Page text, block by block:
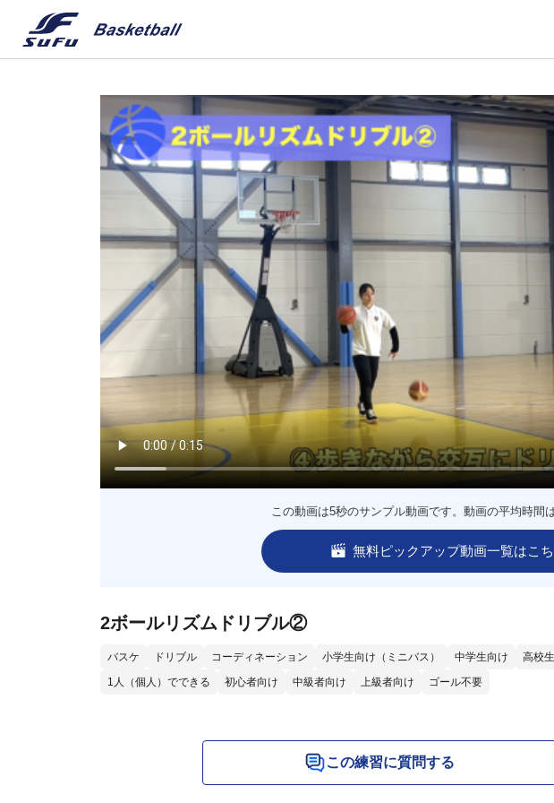
この動画は5秒のサンプル動画です。動画の平均時間
無料ピックアップ動画一覧はこ
2ボールリズムドリブル②
バスケ ドリブル コーディネーション 小学生向け（ミニバス） 中学生向け 高校
1人（個人）でできる
初心者向け 中級者向け 上級者向け ゴール不要
この練習に質問する